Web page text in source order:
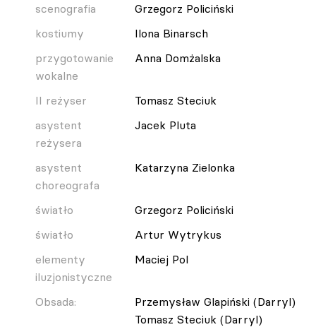
scenografia
Grzegorz Policiński
kostiumy
Ilona Binarsch
przygotowanie
wokalne
Anna Domżalska
II reżyser
Tomasz Steciuk
asystent
reżysera
Jacek Pluta
asystent
choreografa
Katarzyna Zielonka
światło
Grzegorz Policiński
światło
Artur Wytrykus
elementy
iluzjonistyczne
Maciej Pol
Obsada:
Przemysław Glapiński (Darryl)
Tomasz Steciuk (Darryl)